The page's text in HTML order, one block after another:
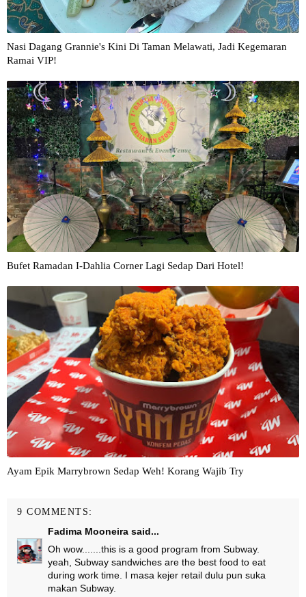
Nasi Dagang Grannie's Kini Di Taman Melawati, Jadi Kegemaran
Ramai VIP!
Bufet Ramadan I-Dahlia Corner Lagi Sedap Dari Hotel!
Ayam Epik Marrybrown Sedap Weh! Korang Wajib Try
9 COMMENTS:
Fadima Mooneira said...
Oh wow.......this is a good program from Subway.
yeah, Subway sandwiches are the best food to eat
during work time. I masa kejer retail dulu pun suka
makan Subway.